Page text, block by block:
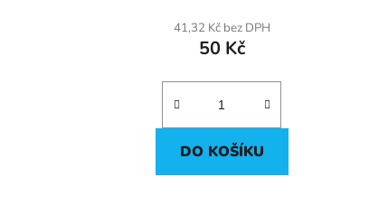
41,32 Kč bez DPH
50 Kč
DO KOŠÍKU